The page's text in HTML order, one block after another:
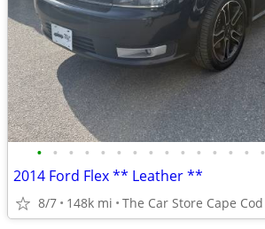
• • • • • • • • • • • • • • •
2014 Ford Flex ** Leather **
8/7 148k mi The Car Store Cape Cod